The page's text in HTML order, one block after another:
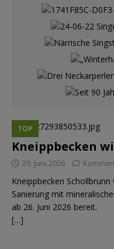
TOP
Kneippbecken
29. Juni 2026
Kneippbecken
Sanierung mit
ab 26. Juni 2026 bereit.
[…]